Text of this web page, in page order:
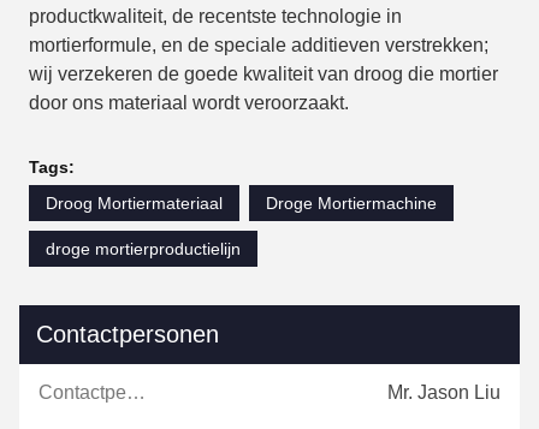
productkwaliteit, de recentste technologie in
mortierformule, en de speciale additieven verstrekken;
wij verzekeren de goede kwaliteit van droog die mortier
door ons materiaal wordt veroorzaakt.
Tags:
Droog Mortiermateriaal
Droge Mortiermachine
droge mortierproductielijn
Contactpersonen
Contactpersonen: Mr. Jason Liu